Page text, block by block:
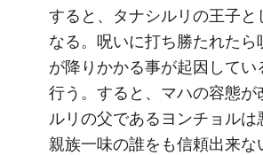
すると、タナシルリの王子
なる。呪いに打ち勝たれた
が降りかかる事が起因して
行う。すると、マハの容態
ルリの父であるヨンチョル
親族一味の誰をも信頼出来